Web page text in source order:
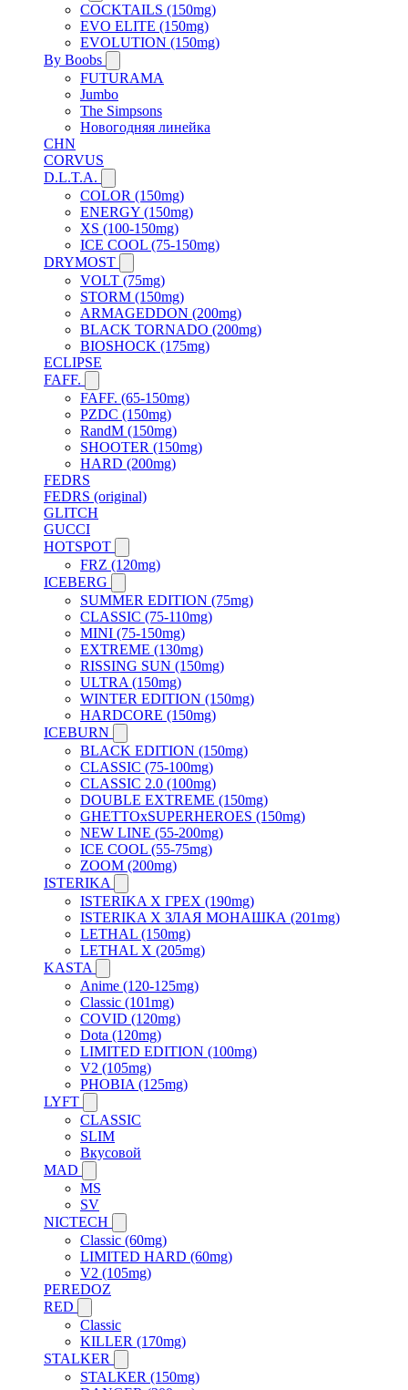
COCKTAILS (150mg)
EVO ELITE (150mg)
EVOLUTION (150mg)
By Boobs
FUTURAMA
Jumbo
The Simpsons
Новогодняя линейка
CHN
CORVUS
D.L.T.A.
COLOR (150mg)
ENERGY (150mg)
XS (100-150mg)
ICE COOL (75-150mg)
DRYMOST
VOLT (75mg)
STORM (150mg)
ARMAGEDDON (200mg)
BLACK TORNADO (200mg)
BIOSHOCK (175mg)
ECLIPSE
FAFF.
FAFF. (65-150mg)
PZDC (150mg)
RandM (150mg)
SHOOTER (150mg)
HARD (200mg)
FEDRS
FEDRS (original)
GLITCH
GUCCI
HOTSPOT
FRZ (120mg)
ICEBERG
SUMMER EDITION (75mg)
CLASSIC (75-110mg)
MINI (75-150mg)
EXTREME (130mg)
RISSING SUN (150mg)
ULTRA (150mg)
WINTER EDITION (150mg)
HARDCORE (150mg)
ICEBURN
BLACK EDITION (150mg)
CLASSIC (75-100mg)
CLASSIC 2.0 (100mg)
DOUBLE EXTREME (150mg)
GHETTOxSUPERHEROES (150mg)
NEW LINE (55-200mg)
ICE COOL (55-75mg)
ZOOM (200mg)
ISTERIKA
ISTERIKA X ГРЕХ (190mg)
ISTERIKA X ЗЛАЯ МОНАШКА (201mg)
LETHAL (150mg)
LETHAL X (205mg)
KASTA
Anime (120-125mg)
Classic (101mg)
COVID (120mg)
Dota (120mg)
LIMITED EDITION (100mg)
V2 (105mg)
PHOBIA (125mg)
LYFT
CLASSIC
SLIM
Вкусовой
MAD
MS
SV
NICTECH
Classic (60mg)
LIMITED HARD (60mg)
V2 (105mg)
PEREDOZ
RED
Classic
KILLER (170mg)
STALKER
STALKER (150mg)